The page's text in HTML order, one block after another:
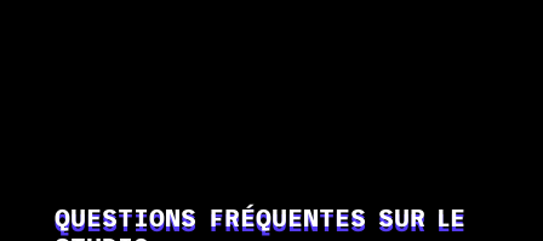
QUESTIONS FRÉQUENTES SUR LE